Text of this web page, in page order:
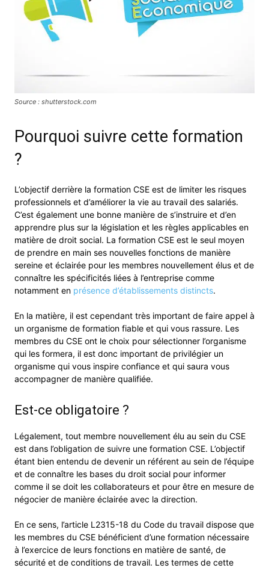
Source : shutterstock.com
Pourquoi suivre cette formation
?
L’objectif derrière la formation CSE est de limiter les risques
professionnels et d’améliorer la vie au travail des salariés.
C’est également une bonne manière de s’instruire et d’en
apprendre plus sur la législation et les règles applicables en
matière de droit social. La formation CSE est le seul moyen
de prendre en main ses nouvelles fonctions de manière
sereine et éclairée pour les membres nouvellement élus et de
connaître les spécificités liées à l’entreprise comme
notamment en présence d’établissements distincts.
En la matière, il est cependant très important de faire appel à
un organisme de formation fiable et qui vous rassure. Les
membres du CSE ont le choix pour sélectionner l’organisme
qui les formera, il est donc important de privilégier un
organisme qui vous inspire confiance et qui saura vous
accompagner de manière qualifiée.
Est-ce obligatoire ?
Légalement, tout membre nouvellement élu au sein du CSE
est dans l’obligation de suivre une formation CSE. L’objectif
étant bien entendu de devenir un référent au sein de l’équipe
et de connaître les bases du droit social pour informer
comme il se doit les collaborateurs et pour être en mesure de
négocier de manière éclairée avec la direction.
En ce sens, l’article L2315-18 du Code du travail dispose que
les membres du CSE bénéficient d’une formation nécessaire
à l’exercice de leurs fonctions en matière de santé, de
sécurité et de conditions de travail. Les termes de cette